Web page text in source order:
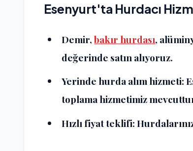
Esenyurt'ta Hurdacı
Demir,bakır hurdası,
değerinde satın alıyoruz.
Yerinde hurda alım hizmeti:
toplama hizmetimiz
Hızlı fiyat teklifi: